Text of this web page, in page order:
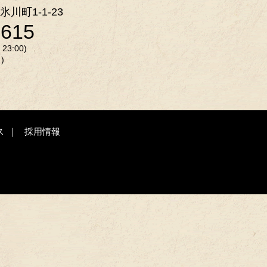
川町1-1-23
23:00)
採用情報